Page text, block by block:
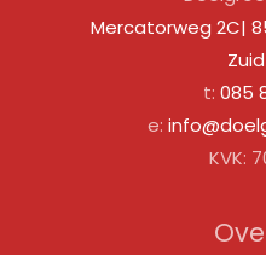
Mercatorweg 2C|
t: 085
e:
KVK: